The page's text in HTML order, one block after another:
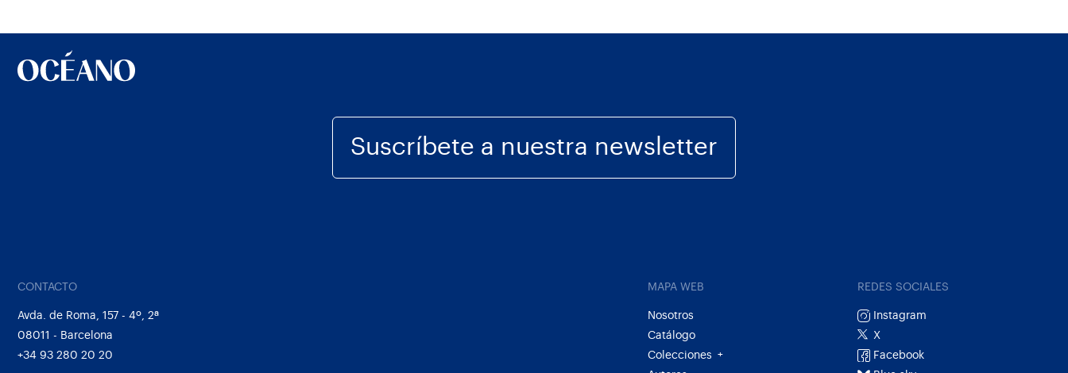
Suscríbete a nuestra newsletter
CONTACTO
Avda. de Roma, 157 - 4º, 2ª
08011 - Barcelona
+34 93 280 20 20
MAPA WEB
Nosotros
Catálogo
Colecciones
+
REDES SOCIALES
Instagram
X
Facebook